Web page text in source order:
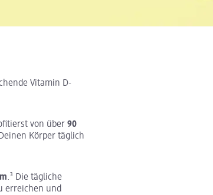
Vitamin D-
von über 90
Körper täglich
.³ Die tägliche
erreichen und